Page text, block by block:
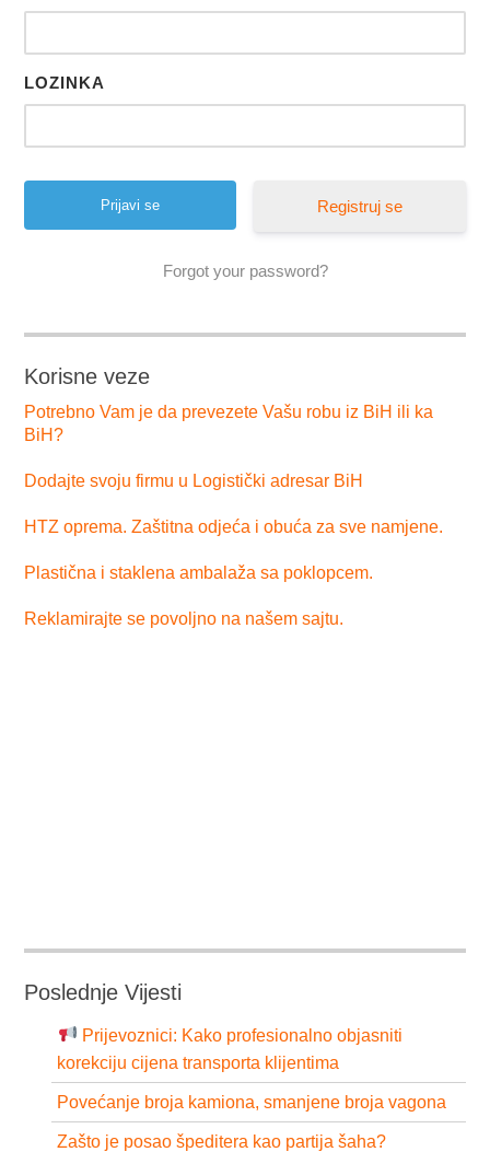
LOZINKA
Registruj se
Forgot your password?
Korisne veze
Potrebno Vam je da prevezete Vašu robu iz BiH ili ka
BiH?
Dodajte svoju firmu u Logistički adresar BiH
HTZ oprema. Zaštitna odjeća i obuća za sve namjene.
Plastična i staklena ambalaža sa poklopcem.
Reklamirajte se povoljno na našem sajtu.
Poslednje Vijesti
Prijevoznici: Kako profesionalno objasniti
korekciju cijena transporta klijentima
Povećanje broja kamiona, smanjene broja vagona
Zašto je posao špeditera kao partija šaha?